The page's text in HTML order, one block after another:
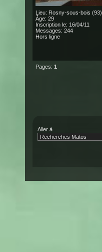
Lieu: Rosny-sous-bois (93)
Âge: 29
Inscription le: 16/04/11
Messages: 244
Hors ligne
Pages: 1
Aller à